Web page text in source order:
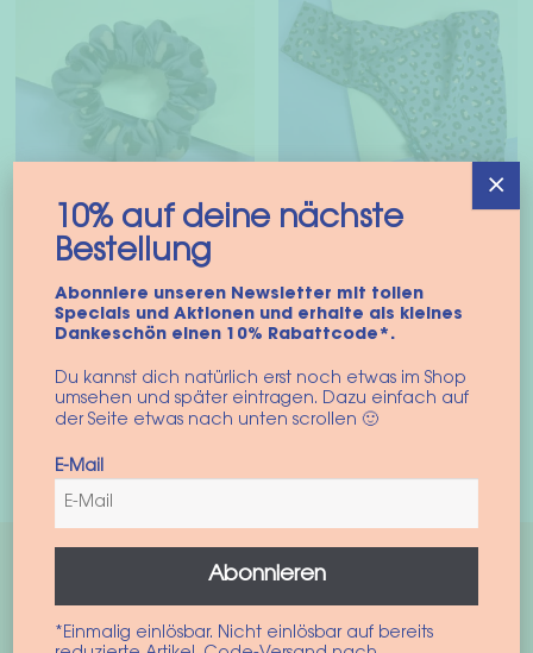
Scrunchie Haargummi
6,90€
inkl. MwSt.
In den Warenkorb
Summer”
54,90€–
S M
10% auf deine nächste
Bestellung
Abonniere unseren Newsletter mit tollen
Specials und Aktionen und erhalte als kleines
Dankeschön einen 10% Rabattcode*.
Du kannst dich natürlich erst noch etwas im Shop
umsehen und später eintragen. Dazu einfach auf
der Seite etwas nach unten scrollen 🙂
E-Mail
Abonnieren
*Einmalig einlösbar. Nicht einlösbar auf bereits
×